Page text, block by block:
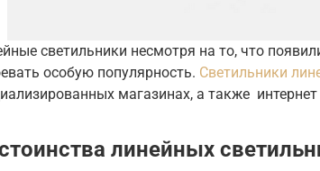
светильники несмотря на то, что
особую популярность. Светильники
магазинах, а также
линейных